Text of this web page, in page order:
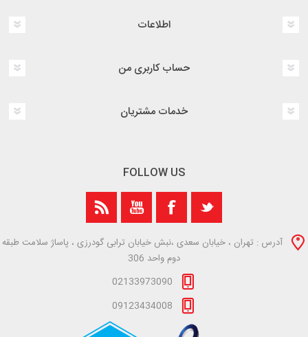
اطلاعات
حساب کاربری من
خدمات مشتریان
FOLLOW US
آدرس : تهران ، خیابان سعدی ،نبش خیابان ترابی گودرزی ، پاساژ سلامت طبقه
دوم واحد 306
02133973090
09123434008